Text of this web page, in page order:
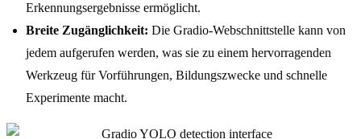
Erkennungsergebnisse ermöglicht.
Breite Zugänglichkeit: Die Gradio-Webschnittstelle kann von
jedem aufgerufen werden, was sie zu einem hervorragenden
Werkzeug für Vorführungen, Bildungszwecke und schnelle
Experimente macht.